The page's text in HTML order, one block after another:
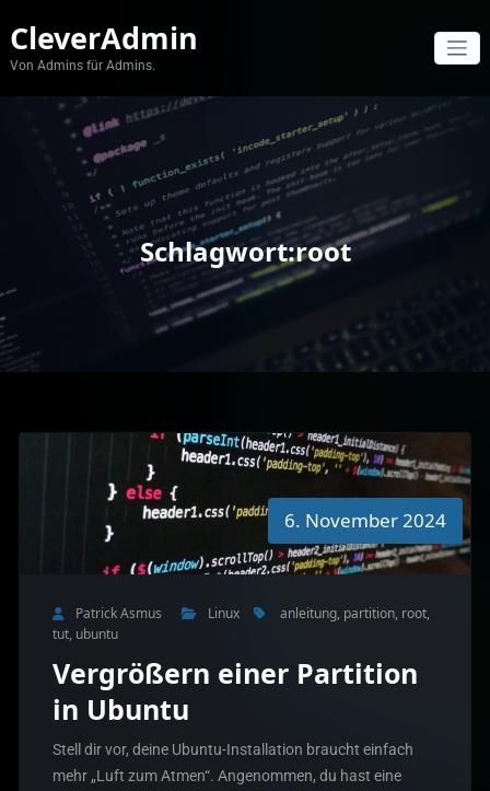
Inhalt
springen
CleverAdmin
Von Admins für Admins.
Schlagwort:root
6. November 2024
Patrick Asmus Linux anleitung, partition, root,
tut, ubuntu
Vergrößern einer Partition
in Ubuntu
Stell dir vor, deine Ubuntu-Installation braucht einfach
mehr „Luft zum Atmen“. Angenommen, du hast eine